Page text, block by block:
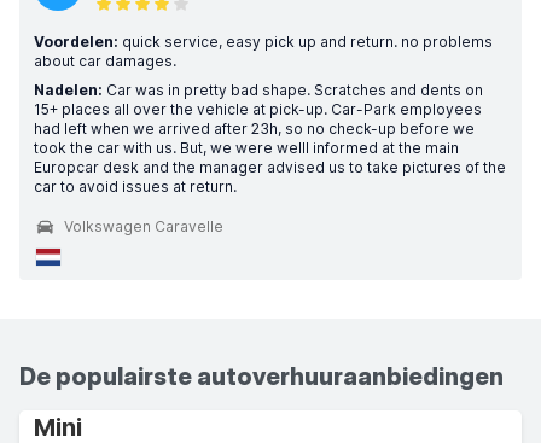
Voordelen: quick service, easy pick up and return. no problems
about car damages.
Nadelen: Car was in pretty bad shape. Scratches and dents on
15+ places all over the vehicle at pick-up. Car-Park employees
had left when we arrived after 23h, so no check-up before we
took the car with us. But, we were welll informed at the main
Europcar desk and the manager advised us to take pictures of the
car to avoid issues at return.
Volkswagen Caravelle
De populairste autoverhuuraanbiedingen
Mini